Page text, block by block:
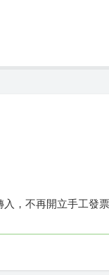
，不再開立手工發